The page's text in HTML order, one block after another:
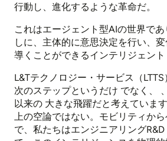
行動し、進化するような革命だ。
これはエージェント型AIの世界であ
しに、主体的に意思決定を行い、
導くことができるインテリジェント
L&Tテクノロジー・サービス（
次のステップというだけ でなく、
以来の 大きな飛躍だと考えています
上の空論ではない。モビリティか
で、私たちはエンジニアリングR&D